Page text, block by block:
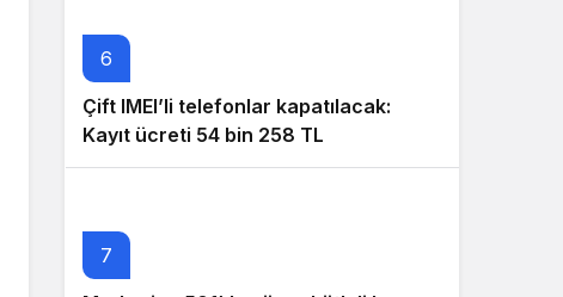
6
Çift IMEI’li telefonlar kapatılacak:
Kayıt ücreti 54 bin 258 TL
7